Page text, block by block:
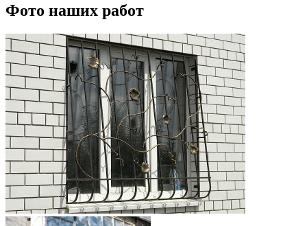
Фото наших работ